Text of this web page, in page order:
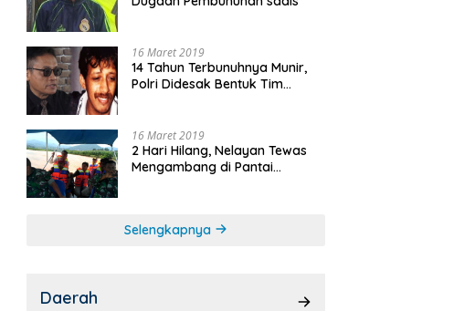
16 Maret 2019
14 Tahun Terbunuhnya Munir,
Polri Didesak Bentuk Tim
16 Maret 2019
2 Hari Hilang, Nelayan Tewas
Mengambang di Pantai
Selengkapnya
Daerah